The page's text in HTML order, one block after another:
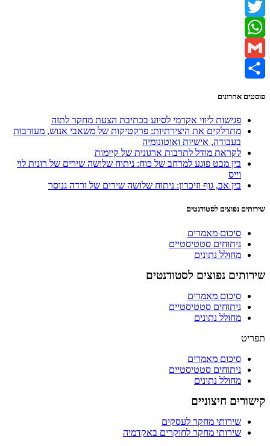
Facebook
Twitter
WhatsApp
Gmail
פוסטים אחרונים
פגישות ליווי אקדמי לסיוע בכתיבת הצעת מחקר לתזה
מתדלקים את היצירתיות: פרקטיקות של משאבי אנוש, מעורבות
בעבודה, אישיות ואוטונומיה
לקראת מודל לתרבות ארגונית של קיימות
בין מבט פוגע למרחב של כוח: ניתוח שלושה שירים של רונית לוי
וייס
בין אב, גוף וזיכרון: ניתוח שלושה שירים של ורדה גנוסר
שירותים נפוצים לסטודנטים
סיכום מאמרים
ניתוחים סטטיסטיים
מחולל נתונים
שירותים נפוצים לסטודנטים
סיכום מאמרים
ניתוחים סטטיסטיים
מחולל נתונים
תפריט
סיכום מאמרים
ניתוחים סטטיסטיים
מחולל נתונים
קישורים חיצוניים
שירותי מחקר לעסקים
שירותי מחקר לחוקרים באקדמיה